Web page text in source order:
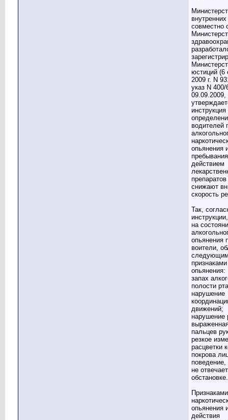
совместно
юстиций (6
2009 г. N
указ N 400/
инструкция
водителей
опьянения
действием
снижают
скорость
Так,
на
опьянения
воители,
признаками
опьянения:
запах
полости
нарушение
движений;
нарушение
пальцев
резкое
расцветки
покрова
поведение,
не отвечает
обстановке.
Признаками
опьянения
действия